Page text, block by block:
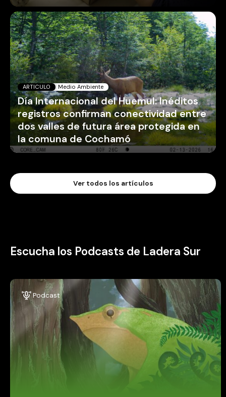
ARTICULO Medio Ambiente
Día Internacional del Huemul: Inéditos
registros confirman conectividad entre
dos valles de futura área protegida en
la comuna de Cochamó
Ver todos los artículos
Escucha los Podcasts de Ladera Sur
Podcast